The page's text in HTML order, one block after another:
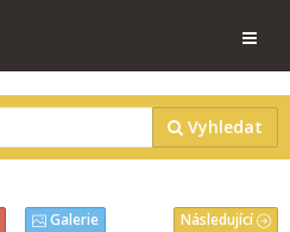
Vyhledat
Následující
Galerie